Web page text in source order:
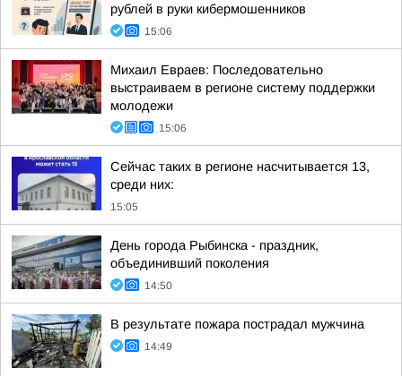
рублей в руки кибермошенников
15:06
Михаил Евраев: Последовательно
выстраиваем в регионе систему поддержки
молодежи
15:06
Сейчас таких в регионе насчитывается 13,
среди них:
15:05
День города Рыбинска - праздник,
объединивший поколения
14:50
В результате пожара пострадал мужчина
14:49